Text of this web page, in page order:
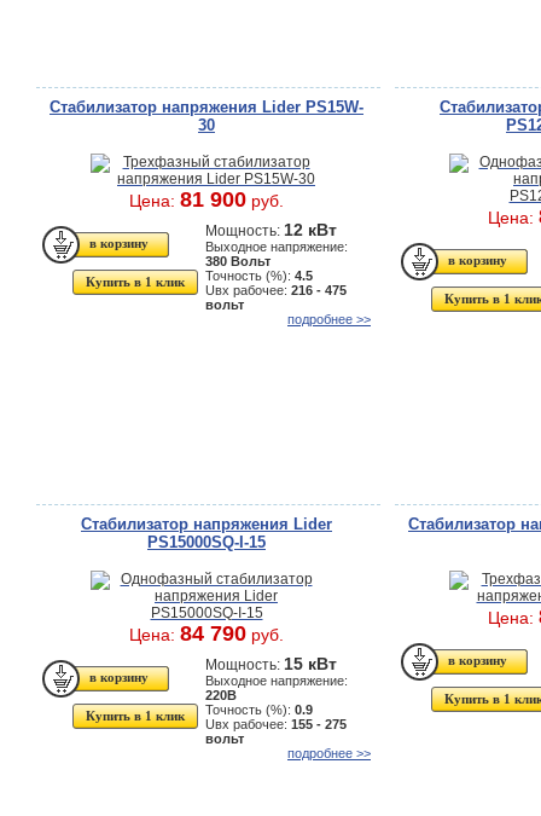
Стабилизатор напряжения Lider PS15W-
30
Цена: 81 900 руб.
Купить в 1 клик
Мощность: 12 кВт
Выходное напряжение:
380 Вольт
Точность (%): 4.5
Uвх рабочее: 216 - 475
вольт
подробнее >>
Цена:
Купить в 1
Стабилизатор напряжения Lider
PS15000SQ-I-15
Цена: 84 790 руб.
Купить в 1 клик
Мощность: 15 кВт
Выходное напряжение:
220В
Точность (%): 0.9
Uвх рабочее: 155 - 275
вольт
подробнее >>
Стабилизатор
Цена:
Купить в 1